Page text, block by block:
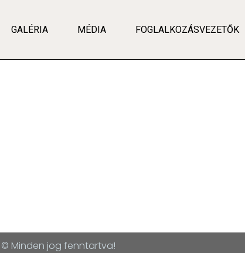
GALÉRIA MÉDIA FOGLALKOZÁSVEZETŐK
© Minden jog fenntartva!